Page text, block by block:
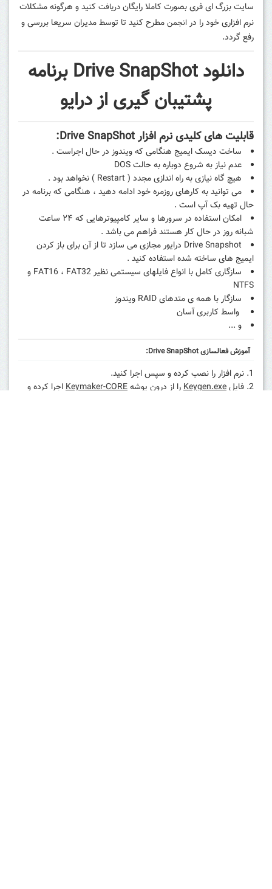
سایت بزرگ ای فریبصورت کاملا رایگان دریافت کنید و هرگونهمشکلات
نرم افزاریخود را در انجمن مطرح کنید تا توسط مدیران سریعا بررسی و
رفع گردد.
دانلود Drive SnapShot برنامه
پشتیبان گیری از درایو
قابلیت های کلیدی نرم افزار Drive SnapShot :
ساخت دیسک ایمیج هنگامی که ویندوز در حال اجراست .
عدم نیاز به شروع دوباره به حالت DOS
هیچ گاه نیازی به راه اندازی مجدد ( Restart ) نخواهد بود .
می توانید به کارهای روزمره خود ادامه دهید ، هنگامی که برنامه در
حال تهیه بک آپ است .
امکان استفاده در سرورها و سایر کامپیوترهایی که ۲۴ ساعت
شبانه روز در حال کار هستند فراهم می باشد .
Drive Snapshot درایور مجازی می سازد تا از آن برای باز کردن
ایمیج های ساخته شده استفاده کنید .
سازگاری کامل با انواع فایلهای سیستمی نظیر FAT16 ، FAT32 و
NTFS
سازگار با همه ی متدهای RAID ویندوز
واسط کاربری آسان
و ...
آموزش فعالسازی Drive SnapShot:
نرم افزار را نصب کرده و سپس اجرا کنید.
فایلKeygen.exeرا از درون پوشهKeymaker-COREاجرا کرده و